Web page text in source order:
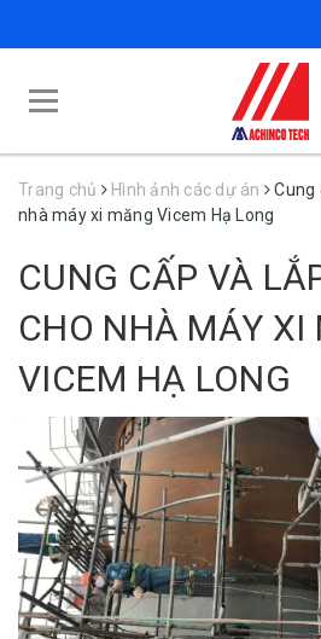
Trang chủ Hình ảnh các dự án
Cung
nhà máy xi măng Vicem Hạ Long
CUNG CẤP VÀ
CHO NHÀ MÁY XI
VICEM HẠ LONG